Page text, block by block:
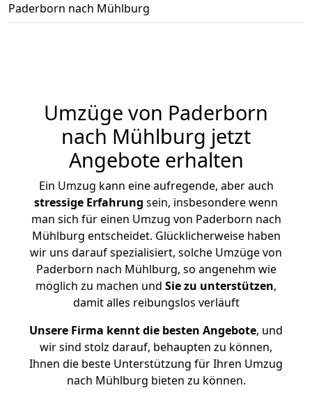
Paderborn nach Mühlburg
Umzüge von Paderborn
nach Mühlburg jetzt
Angebote erhalten
Ein Umzug kann eine aufregende, aber auch
stressige Erfahrung sein, insbesondere wenn
man sich für einen Umzug von Paderborn nach
Mühlburg entscheidet. Glücklicherweise haben
wir uns darauf spezialisiert, solche Umzüge von
Paderborn nach Mühlburg, so angenehm wie
möglich zu machen und Sie zu unterstützen,
damit alles reibungslos verläuft
Unsere Firma kennt die besten Angebote, und
wir sind stolz darauf, behaupten zu können,
Ihnen die beste Unterstützung für Ihren Umzug
nach Mühlburg bieten zu können.